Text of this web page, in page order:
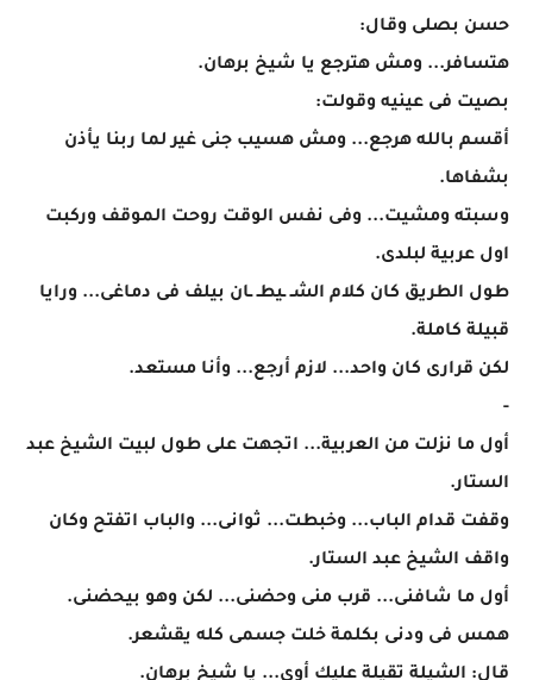
حسن بصلى وقال:
هتسافر... ومش هترجع يا شيخ برهان.
بصيت فى عينيه وقولت:
أقسم بالله هرجع... ومش هسيب جنى غير لما ربنا يأذن
بشفاها.
وسبته ومشيت... وفى نفس الوقت روحت الموقف وركبت
اول عربية لبلدى.
طول الطريق كان كلام الشـ ـيطـ ـان بيلف فى دماغى... ورايا
قبيلة كاملة.
لكن قرارى كان واحد... لازم أرجع... وأنا مستعد.
-
أول ما نزلت من العربية... اتجهت على طول لبيت الشيخ عبد
الستار.
وقفت قدام الباب... وخبطت... ثوانى... والباب اتفتح وكان
واقف الشيخ عبد الستار.
أول ما شافنى... قرب منى وحضنى... لكن وهو بيحضنى.
همس فى ودنى بكلمة خلت جسمى كله يقشعر.
قال: الشيلة تقيلة عليك أوى... يا شيخ برهان.